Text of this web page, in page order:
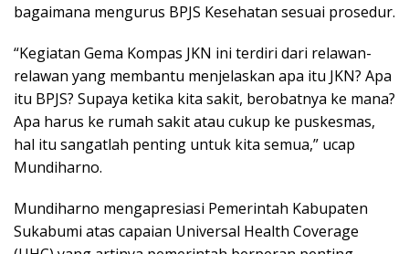
bagaimana mengurus BPJS Kesehatan sesuai prosedur.
“Kegiatan Gema Kompas JKN ini terdiri dari relawan-
relawan yang membantu menjelaskan apa itu JKN? Apa
itu BPJS? Supaya ketika kita sakit, berobatnya ke mana?
Apa harus ke rumah sakit atau cukup ke puskesmas,
hal itu sangatlah penting untuk kita semua,” ucap
Mundiharno.
Mundiharno mengapresiasi Pemerintah Kabupaten
Sukabumi atas capaian Universal Health Coverage